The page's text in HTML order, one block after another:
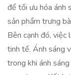
để tối ưu hóa ánh
sản phẩm trưng
Bên cạnh đó, việc
tinh tế. Ánh sáng
trong khi ánh